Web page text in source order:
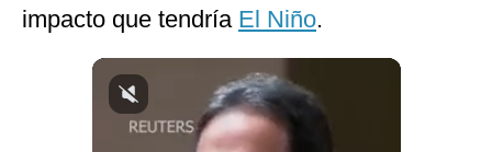
impacto que tendría El Niño.